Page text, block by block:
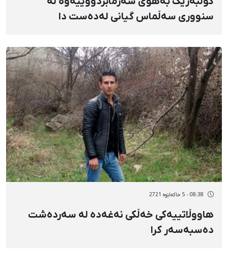
سنووری سەڵماس گیانی لەدەست دا
08:38 - 5 خاکەلێوه 2721
هاووڵاتییەکی خەڵکی نەغەدە لە سەردەشت
دەسبەسەر کرا